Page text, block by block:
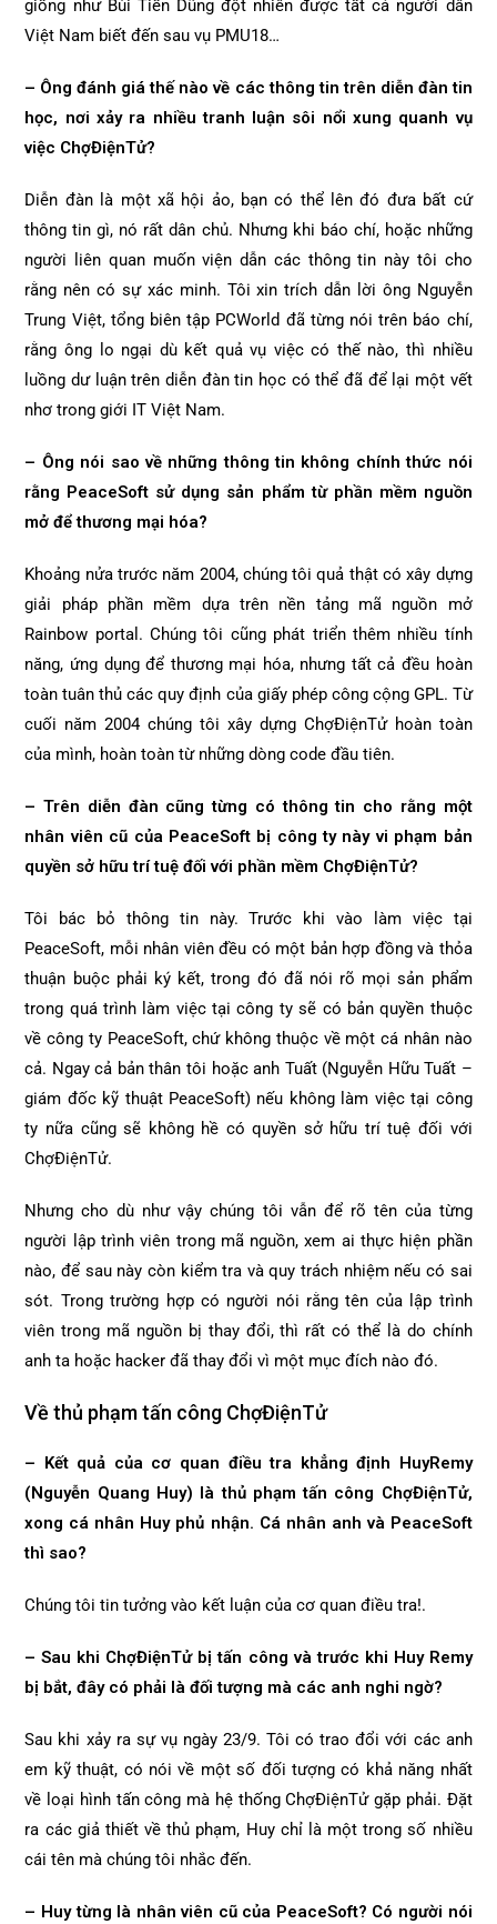
giống như Bùi Tiến Dũng đột nhiên được tất cả người dân
Việt Nam biết đến sau vụ PMU18…
– Ông đánh giá thế nào về các thông tin trên diễn đàn tin
học, nơi xảy ra nhiều tranh luận sôi nổi xung quanh vụ
việc ChợĐiệnTử?
Diễn đàn là một xã hội ảo, bạn có thể lên đó đưa bất cứ
thông tin gì, nó rất dân chủ. Nhưng khi báo chí, hoặc những
người liên quan muốn viện dẫn các thông tin này tôi cho
rằng nên có sự xác minh. Tôi xin trích dẫn lời ông Nguyễn
Trung Việt, tổng biên tập PCWorld đã từng nói trên báo chí,
rằng ông lo ngại dù kết quả vụ việc có thế nào, thì nhiều
luồng dư luận trên diễn đàn tin học có thể đã để lại một vết
nhơ trong giới IT Việt Nam.
– Ông nói sao về những thông tin không chính thức nói
rằng PeaceSoft sử dụng sản phẩm từ phần mềm nguồn
mở để thương mại hóa?
Khoảng nửa trước năm 2004, chúng tôi quả thật có xây dựng
giải pháp phần mềm dựa trên nền tảng mã nguồn mở
Rainbow portal. Chúng tôi cũng phát triển thêm nhiều tính
năng, ứng dụng để thương mại hóa, nhưng tất cả đều hoàn
toàn tuân thủ các quy định của giấy phép công cộng GPL. Từ
cuối năm 2004 chúng tôi xây dựng ChợĐiệnTử hoàn toàn
của mình, hoàn toàn từ những dòng code đầu tiên.
– Trên diễn đàn cũng từng có thông tin cho rằng một
nhân viên cũ của PeaceSoft bị công ty này vi phạm bản
quyền sở hữu trí tuệ đối với phần mềm ChợĐiệnTử?
Tôi bác bỏ thông tin này. Trước khi vào làm việc tại
PeaceSoft, mỗi nhân viên đều có một bản hợp đồng và thỏa
thuận buộc phải ký kết, trong đó đã nói rõ mọi sản phẩm
trong quá trình làm việc tại công ty sẽ có bản quyền thuộc
về công ty PeaceSoft, chứ không thuộc về một cá nhân nào
cả. Ngay cả bản thân tôi hoặc anh Tuất (Nguyễn Hữu Tuất –
giám đốc kỹ thuật PeaceSoft) nếu không làm việc tại công
ty nữa cũng sẽ không hề có quyền sở hữu trí tuệ đối với
ChợĐiệnTử.
Nhưng cho dù như vậy chúng tôi vẫn để rõ tên của từng
người lập trình viên trong mã nguồn, xem ai thực hiện phần
nào, để sau này còn kiểm tra và quy trách nhiệm nếu có sai
sót. Trong trường hợp có người nói rằng tên của lập trình
viên trong mã nguồn bị thay đổi, thì rất có thể là do chính
anh ta hoặc hacker đã thay đổi vì một mục đích nào đó.
Về thủ phạm tấn công ChợĐiệnTử
– Kết quả của cơ quan điều tra khẳng định HuyRemy
(Nguyễn Quang Huy) là thủ phạm tấn công ChợĐiệnTử,
xong cá nhân Huy phủ nhận. Cá nhân anh và PeaceSoft
thì sao?
Chúng tôi tin tưởng vào kết luận của cơ quan điều tra!.
– Sau khi ChợĐiệnTử bị tấn công và trước khi Huy Remy
bị bắt, đây có phải là đối tượng mà các anh nghi ngờ?
Sau khi xảy ra sự vụ ngày 23/9. Tôi có trao đổi với các anh
em kỹ thuật, có nói về một số đối tượng có khả năng nhất
về loại hình tấn công mà hệ thống ChợĐiệnTử gặp phải. Đặt
ra các giả thiết về thủ phạm, Huy chỉ là một trong số nhiều
cái tên mà chúng tôi nhắc đến.
– Huy từng là nhân viên cũ của PeaceSoft? Có người nói